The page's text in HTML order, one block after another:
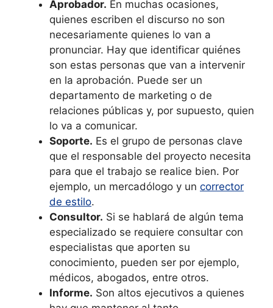
Aprobador. En muchas ocasiones,
quienes escriben el discurso no son
necesariamente quienes lo van a
pronunciar. Hay que identificar quiénes
son estas personas que van a intervenir
en la aprobación. Puede ser un
departamento de marketing o de
relaciones públicas y, por supuesto, quien
lo va a comunicar.
Soporte. Es el grupo de personas clave
que el responsable del proyecto necesita
para que el trabajo se realice bien. Por
ejemplo, un mercadólogo y un corrector
de estilo.
Consultor. Si se hablará de algún tema
especializado se requiere consultar con
especialistas que aporten su
conocimiento, pueden ser por ejemplo,
médicos, abogados, entre otros.
Informe. Son altos ejecutivos a quienes